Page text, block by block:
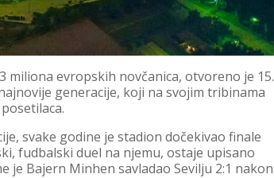
miliona evropskih novčanica, otvoreno je 15.
generacije, koji na svojim tribinama
svake godine je stadion dočekivao finale
fudbalski duel na njemu, ostaje upisano
je Bajern Minhen savladao Sevilju 2:1 nakon